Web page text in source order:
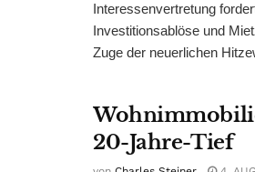
Interessenvertretung
Investitionsablöse und
Zuge der neuerlichen
20-Jahre-Tief